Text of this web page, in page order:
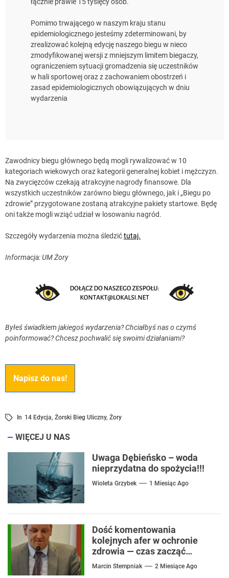
łącznie prawie 15 tysięcy osób.
Pomimo trwającego w naszym kraju stanu
epidemiologicznego jesteśmy zdeterminowani, by
zrealizować kolejną edycję naszego biegu w nieco
zmodyfikowanej wersji z mniejszym limitem biegaczy,
ograniczeniem sytuacji gromadzenia się uczestników
w hali sportowej oraz z zachowaniem obostrzeń i
zasad epidemiologicznych obowiązujących w dniu
wydarzenia
Zawodnicy biegu głównego będą mogli rywalizować w 10
kategoriach wiekowych oraz kategorii generalnej kobiet i mężczyzn.
Na zwycięzców czekają atrakcyjne nagrody finansowe. Dla
wszystkich uczestników zarówno biegu głównego, jak i „Biegu po
zdrowie” przygotowane zostaną atrakcyjne pakiety startowe. Będę
oni także mogli wziąć udział w losowaniu nagród.
Szczegóły wydarzenia można śledzićtutaj.
Informacja: UM Żory
Byłeś świadkiem jakiegoś wydarzenia? Chciałbyś nas o czymś
poinformować? Chcesz pochwalić się swoimi działaniami?
Napisz do nas!
In 14 Edycja, Żorski Bieg Uliczny, Żory
WIĘCEJ U NAS
Uwaga Dębieńsko – woda
nieprzydatna do spożycia!!!
Wioleta Grzybek 1 Miesiąc Ago
Dość komentowania
kolejnych afer w ochronie
zdrowia — czas zacząć
mówić o rozwiązaniach
Marcin Stempniak 2 Miesiące Ago